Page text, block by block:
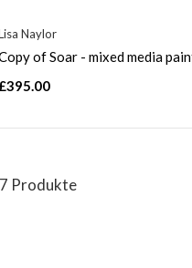
Naylor
of Soar - mixed media
£395.00
Produkte